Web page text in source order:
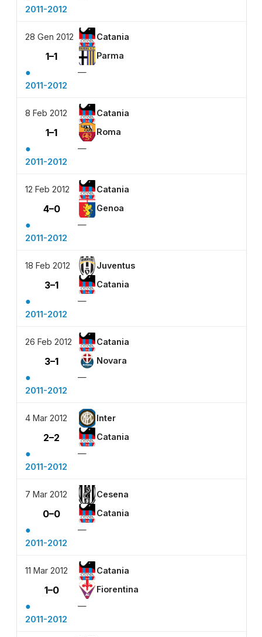
2011-2012
28 Gen 2012 Catania
1–1 Parma
●
—
2011-2012
8 Feb 2012 Catania
1–1 Roma
●
—
2011-2012
12 Feb 2012 Catania
4–0 Genoa
●
—
2011-2012
18 Feb 2012 Juventus
3–1 Catania
●
—
2011-2012
26 Feb 2012 Catania
3–1 Novara
●
—
2011-2012
4 Mar 2012 Inter
2–2 Catania
●
—
2011-2012
7 Mar 2012 Cesena
0–0 Catania
●
—
2011-2012
11 Mar 2012 Catania
1–0 Fiorentina
●
—
2011-2012